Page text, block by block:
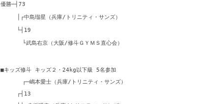
優勝─┤73
│┌中島瑠星（兵庫/トリニティ・サンズ）
└┤19
└武島右京（大阪/修斗ＧＹＭＳ直心会）
■キッズ修斗 キッズ２・24kg以下級 5名参加
┌─嶋本愛士（兵庫/トリニティ・サンズ）
┌┤13